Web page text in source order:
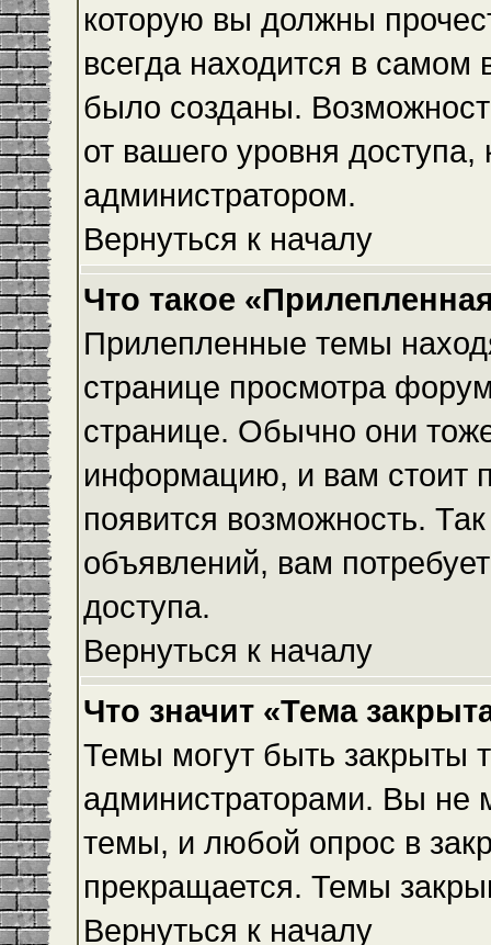
которую вы должны
всегда находится в
было созданы.
от вашего уровня
администратором.
Вернуться к началу
Что такое
Прилепленные темы
странице просмотра
странице. Обычно они
информацию, и вам стоит
появится возможность.
объявлений, вам
доступа.
Вернуться к началу
Что значит «Тема
Темы могут быть закрыты
администраторами. Вы не
темы, и любой опрос в
прекращается. Темы
Вернуться к началу